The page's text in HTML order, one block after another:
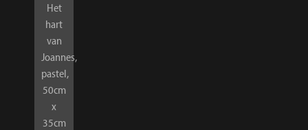
Het
hart
van
Joannes,
pastel,
50cm
x
35cm